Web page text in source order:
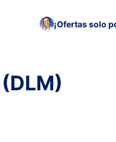
¡Ofertas solo